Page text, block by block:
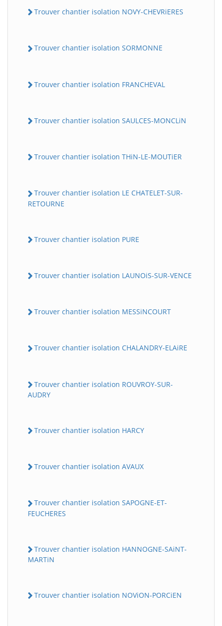
Trouver chantier isolation NOVY-CHEVRiERES
Trouver chantier isolation SORMONNE
Trouver chantier isolation FRANCHEVAL
Trouver chantier isolation SAULCES-MONCLiN
Trouver chantier isolation THiN-LE-MOUTiER
Trouver chantier isolation LE CHATELET-SUR-
RETOURNE
Trouver chantier isolation PURE
Trouver chantier isolation LAUNOiS-SUR-VENCE
Trouver chantier isolation MESSiNCOURT
Trouver chantier isolation CHALANDRY-ELAiRE
Trouver chantier isolation ROUVROY-SUR-
AUDRY
Trouver chantier isolation HARCY
Trouver chantier isolation AVAUX
Trouver chantier isolation SAPOGNE-ET-
FEUCHERES
Trouver chantier isolation HANNOGNE-SAiNT-
MARTiN
Trouver chantier isolation NOViON-PORCiEN